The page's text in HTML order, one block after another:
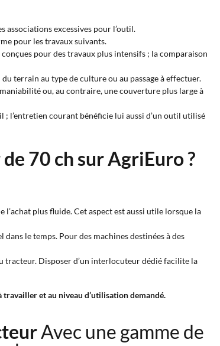
associations excessives pour l’outil.
pour les travaux suivants.
pour des travaux plus intensifs ; la comparaison
terrain au type de culture ou au passage à effectuer.
ou, au contraire, une couverture plus large à
; l’entretien courant bénéficie lui aussi d’un outil utilisé
70 ch sur AgriEuro ?
plus fluide. Cet aspect est aussi utile lorsque la
le temps. Pour des machines destinées à des
tracteur. Disposer d’un interlocuteur dédié facilite la
et au niveau d’utilisation demandé.
Avec une gamme de